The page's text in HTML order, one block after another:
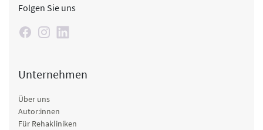
Folgen Sie uns
Unternehmen
Über uns
Autor:innen
Für Rehakliniken